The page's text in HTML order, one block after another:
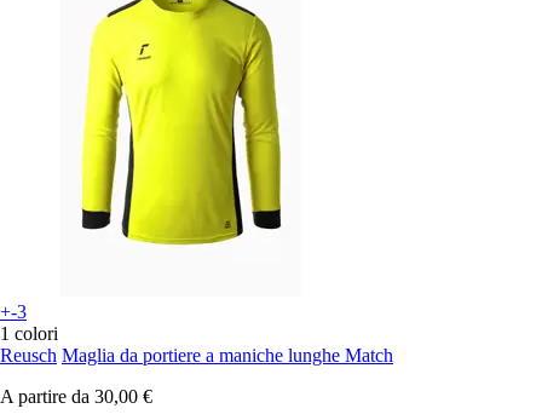
+-3
1 colori
Reusch Maglia da portiere a maniche lunghe Match
A partire da 30,00 €